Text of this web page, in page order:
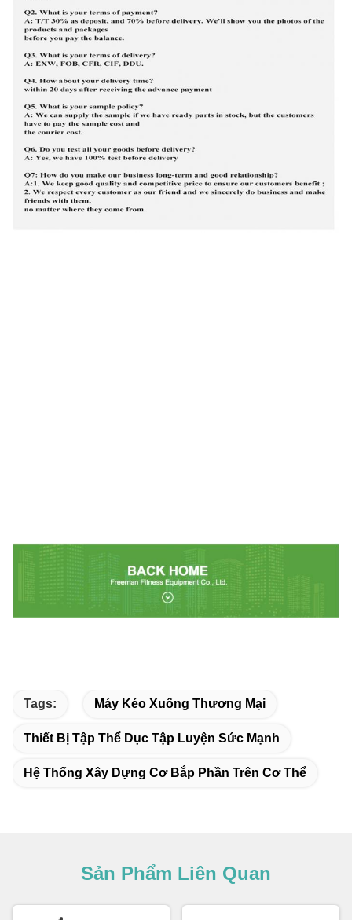
Tags: Máy Kéo Xuống Thương Mại
Thiết Bị Tập Thể Dục Tập Luyện Sức Mạnh
Hệ Thống Xây Dựng Cơ Bắp Phần Trên Cơ Thể
Sản Phẩm Liên Quan